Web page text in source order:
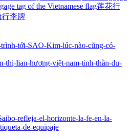
tag of the Vietnamese flag莲花行
行李牌
tới-SAO-Kim-lúc-nào-cũng-có-
thị-lian-hương-việt-nam-tinh-thần-du-